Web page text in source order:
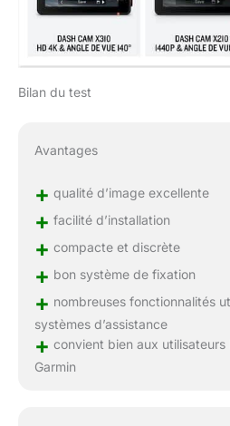
Bilan du test
Avantages
+ qualité d’image excellente
+ facilité d’installation
+ compacte et discrète
+ bon système de fixation
+ nombreuses fonctionnalités
systèmes d’assistance
+ convient bien aux
Garmin